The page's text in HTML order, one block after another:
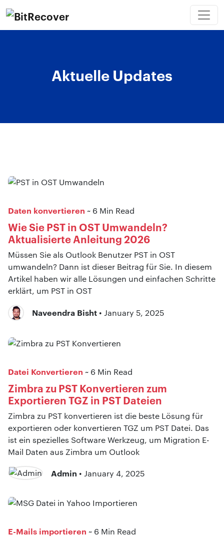
Aktuelle Updates
Daten konvertieren ~ 6 Min Read
Wie Sie PST in OST Umwandeln?
Aktualisierte Anleitung 2026
Müssen Sie als Outlook Benutzer PST in OST
umwandeln? Dann ist dieser Beitrag für Sie. In diesem
Artikel haben wir alle Lösungen und einfachen Schritte
erklärt, um PST in OST
Naveendra Bisht • January 5, 2025
Datei Konvertieren ~ 6 Min Read
Zimbra zu PST Konvertieren zum
Exportieren TGZ in PST Dateien
Zimbra zu PST konvertieren ist die beste Lösung für
exportieren oder konvertieren TGZ um PST Datei. Das
ist ein spezielles Software Werkzeug, um Migration E-
Mail Daten aus Zimbra um Outlook
Admin • January 4, 2025
E-Mails importieren ~ 6 Min Read